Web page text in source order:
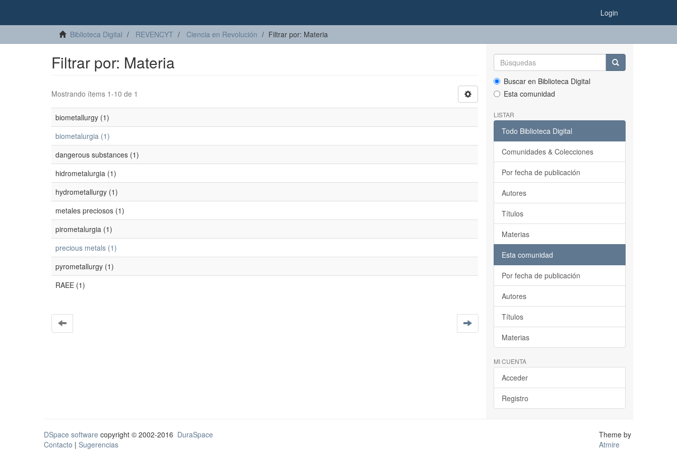
Login
Biblioteca Digital REVENCYT Ciencia en Revolución Filtrar por: Materia
Filtrar por: Materia
Mostrando ítems 1-10 de 1
biometallurgy (1)
biometalurgia (1)
dangerous substances (1)
hidrometalurgia (1)
hydrometallurgy (1)
metales preciosos (1)
pirometalurgia (1)
precious metals (1)
pyrometallurgy (1)
RAEE (1)
Buscar en Biblioteca Digital
Esta comunidad
LISTAR
Todo Biblioteca Digital
Comunidades & Colecciones
Por fecha de publicación
Autores
Títulos
Materias
Esta comunidad
Por fecha de publicación
Autores
Títulos
Materias
MI CUENTA
Acceder
Registro
DSpace software copyright © 2002-2016 DuraSpace
Contacto | Sugerencias
Theme by
Atmire